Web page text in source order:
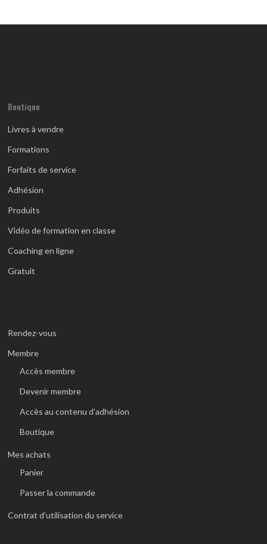
Boutique
Livres à vendre
Formations
Forfaits de service
Adhésion
Produits
Vidéo de formation en classe
Coaching en ligne
Gratuit
Rendez-vous
Membre
Accès membre
Devenir membre
Accès au contenu d’adhésion
Boutique
Mes achats
Panier
Passer la commande
Contrat d’utilisation du service